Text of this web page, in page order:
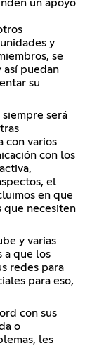
un apoyo
y
se
así puedan
su
será
con varios
con los
el
en que
que necesiten
y varias
a que los
redes para
para eso,
con sus
o
les